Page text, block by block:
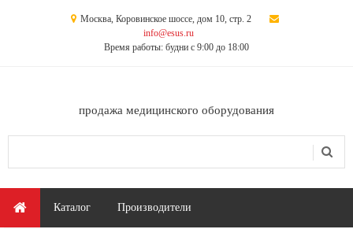
Москва, Коровинское шоссе, дом 10, стр. 2
info@esus.ru
Время работы: будни с 9:00 до 18:00
продажа медицинского оборудования
Главное меню
Каталог Производители